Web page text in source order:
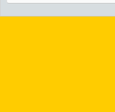
Community platform by XenForo®